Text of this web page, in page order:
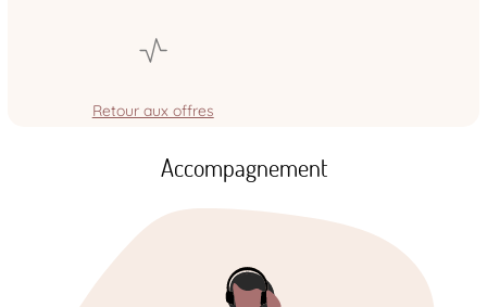
Retour aux offres
Accompagnement